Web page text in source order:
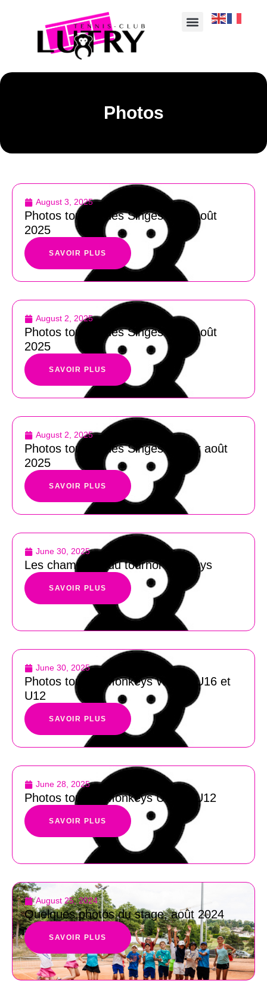
Photos
August 3, 2025
Photos tournoi des Singes du 3 août
2025
SAVOIR PLUS
August 2, 2025
Photos tournoi des Singes du 2 août
2025
SAVOIR PLUS
August 2, 2025
Photos tournoi des Singes du 1er août
2025
SAVOIR PLUS
June 30, 2025
Les champions du tournoi Monkeys
SAVOIR PLUS
June 30, 2025
Photos tournoi Monkeys WS14, U16 et
U12
SAVOIR PLUS
June 28, 2025
Photos tournoi Monkeys U16 et U12
SAVOIR PLUS
August 25, 2024
Quelques photos du stage, août 2024
SAVOIR PLUS